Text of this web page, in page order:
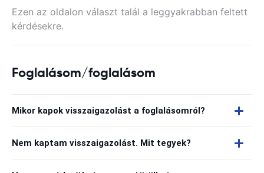
Ezen az oldalon választ talál a leggyakrabban feltett
kérdésekre.
Foglalásom/foglalásom
Mikor kapok visszaigazolást a foglalásomról?
Nem kaptam visszaigazolást. Mit tegyek?